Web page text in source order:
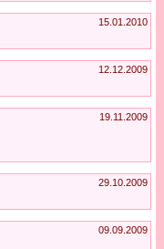
15.01.2010
12.12.2009
19.11.2009
29.10.2009
09.09.2009